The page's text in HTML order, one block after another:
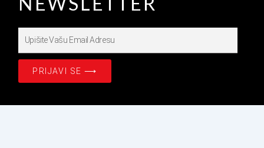
NEWSLETTER
Email
PRIJAVI SE ⟶